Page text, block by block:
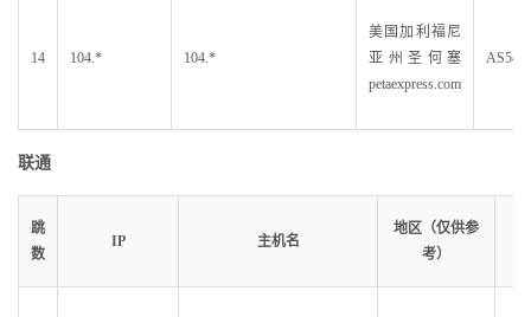
14 104.* 104.*
美国加利福尼
亚州圣何塞
petaexpress.com
联通
跳
数
IP 主机名
地区（仅供参
考）